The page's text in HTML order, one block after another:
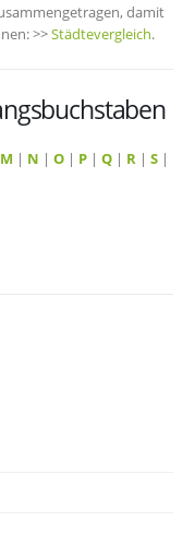
damit
>>Städtevergleich.
M | N | O | P | Q | R | S |